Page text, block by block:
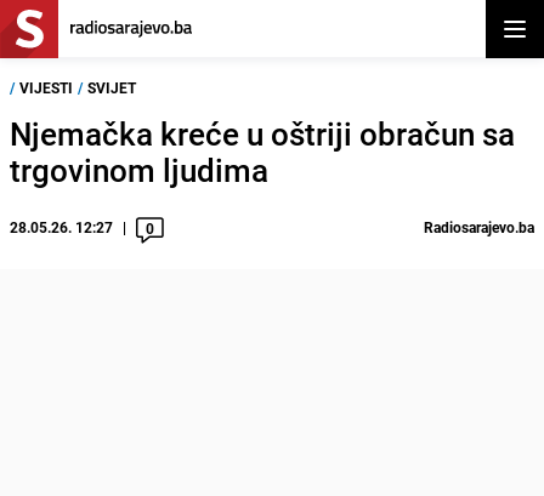
/ VIJESTI / SVIJET
Njemačka kreće u oštriji obračun sa
trgovinom ljudima
28.05.26. 12:27 0 Radiosarajevo.ba